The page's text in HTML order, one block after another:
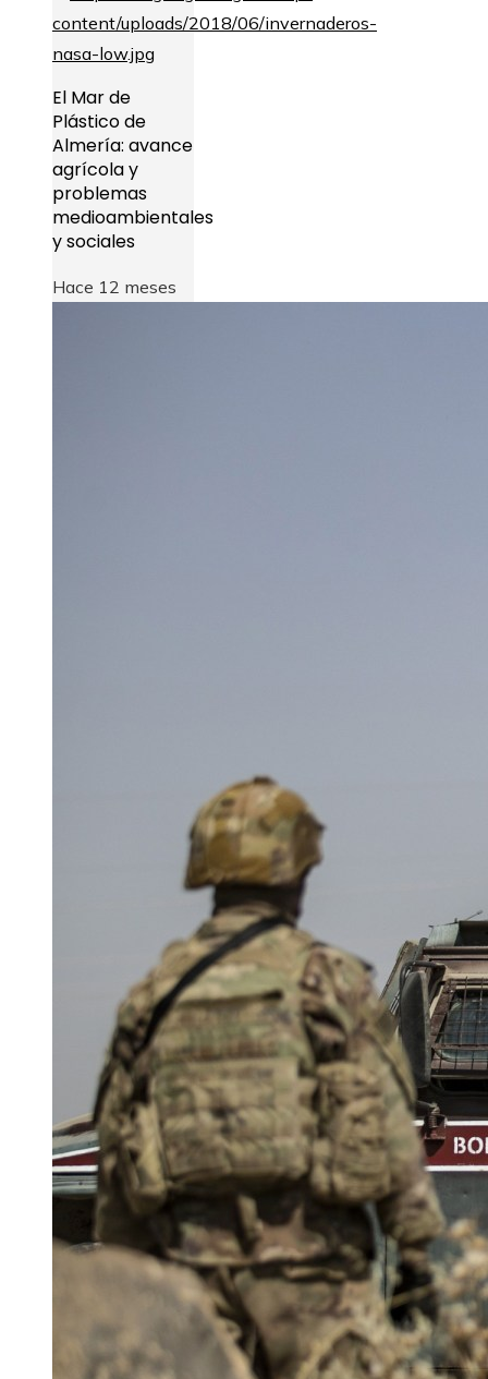
El Mar de
Plástico de
Almería: avance
agrícola y
problemas
medioambientales
y sociales
Hace 12 meses